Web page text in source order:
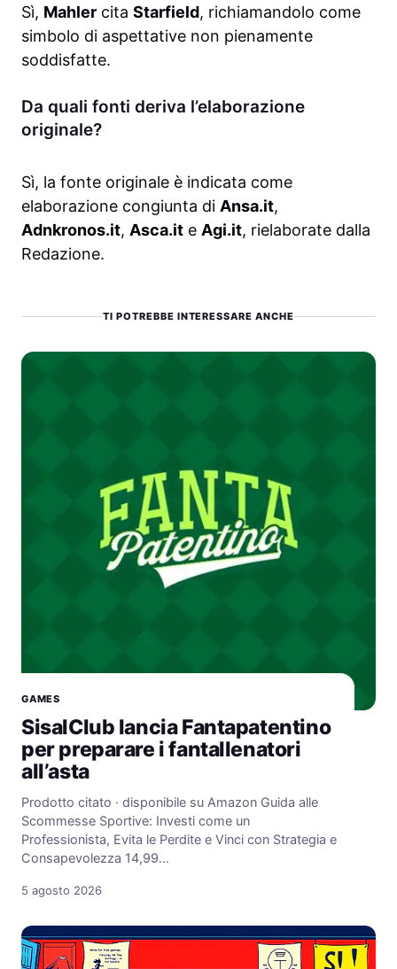
Sì, Mahler cita Starfield, richiamandolo come
simbolo di aspettative non pienamente
soddisfatte.
Da quali fonti deriva l’elaborazione
originale?
Sì, la fonte originale è indicata come
elaborazione congiunta di Ansa.it,
Adnkronos.it, Asca.it e Agi.it, rielaborate dalla
Redazione.
TI POTREBBE INTERESSARE ANCHE
GAMES
SisalClub lancia Fantapatentino
per preparare i fantallenatori
all’asta
Prodotto citato · disponibile su Amazon Guida alle
Scommesse Sportive: Investi come un
Professionista, Evita le Perdite e Vinci con Strategia e
Consapevolezza 14,99…
5 agosto 2026